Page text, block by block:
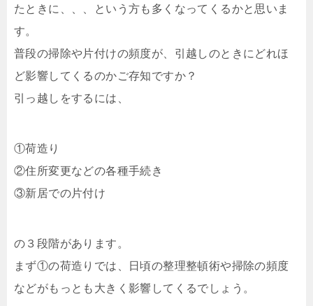
たときに、、、という方も多くなってくるかと思いま
す。
普段の掃除や片付けの頻度が、引越しのときにどれほ
ど影響してくるのかご存知ですか？
引っ越しをするには、
①荷造り
②住所変更などの各種手続き
③新居での片付け
の３段階があります。
まず①の荷造りでは、日頃の整理整頓術や掃除の頻度
などがもっとも大きく影響してくるでしょう。